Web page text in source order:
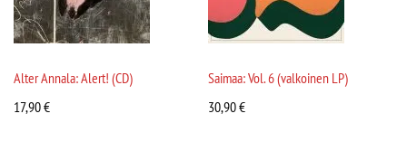
Alter Annala: Alert! (CD)
17,90€
Saimaa: Vol. 6 (valkoinen LP)
30,90€